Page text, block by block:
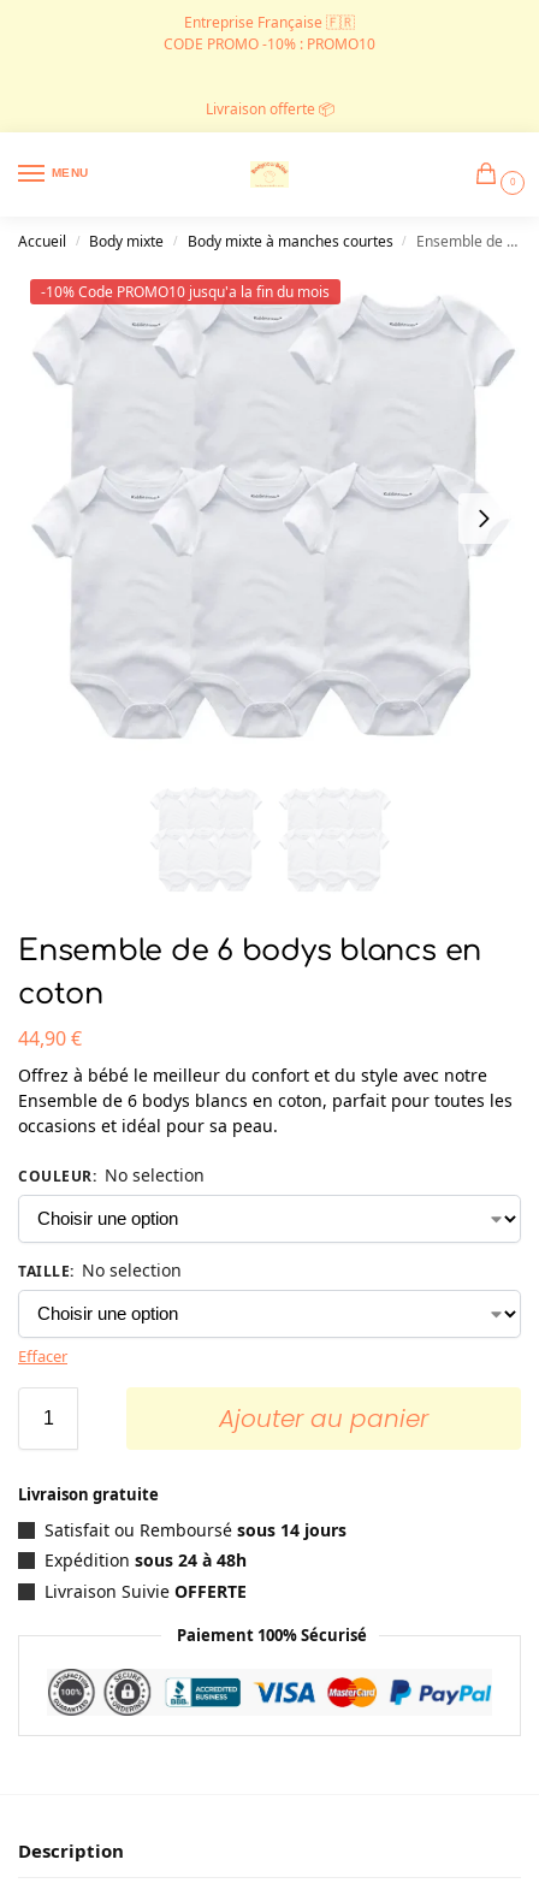
Entreprise Française 🇫🇷
CODE PROMO -10% : PROMO10
Livraison offerte 📦
MENU
0
Accueil / Body mixte / Body mixte à manches courtes / Ensemble de 6 bodys blancs en coton
-10% Code PROMO10 jusqu'a la fin du mois
Ensemble de 6 bodys blancs en
coton
44,90€
Offrez à bébé le meilleur du confort et du style avec notre
Ensemble de 6 bodys blancs en coton, parfait pour toutes les
occasions et idéal pour sa peau.
COULEUR: No selection
TAILLE: No selection
Effacer
Ajouter au panier
Livraison gratuite
Satisfait ou Remboursé sous 14 jours
Expédition sous 24 à 48h
Livraison Suivie OFFERTE
Paiement 100% Sécurisé
Description